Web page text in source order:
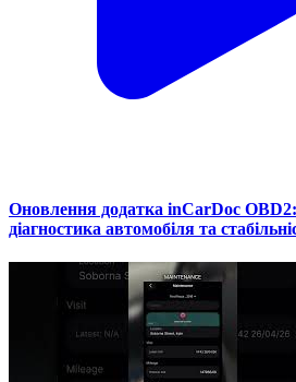
Оновлення додатка inCarDoc
діагностика автомобіля та